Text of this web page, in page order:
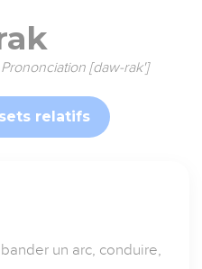
Prononciation [daw-rak']
relatifs
un arc, conduire,